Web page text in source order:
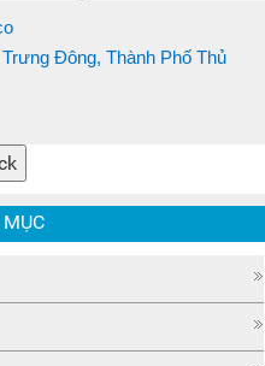
Đông, Thành Phố Thủ